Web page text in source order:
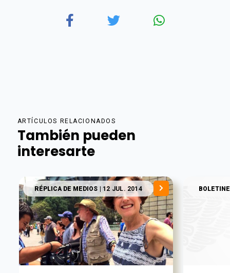
ARTÍCULOS RELACIONADOS
También pueden
interesarte
RÉPLICA DE MEDIOS | 12 JUL. 2014